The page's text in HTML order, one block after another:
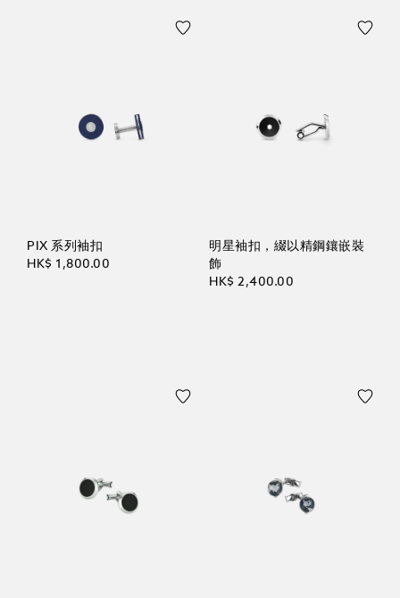
PIX 系列袖扣
HK$ 1,800.00
明星袖扣，綴以精鋼鑲嵌裝
飾
HK$ 2,400.00